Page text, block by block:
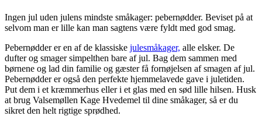
Ingen jul uden julens mindste småkager: pebernødder. Beviset på at
selvom man er lille kan man sagtens være fyldt med god smag.
Pebernødder er en af de klassiske julesmåkager, alle elsker. De
dufter og smager simpelthen bare af jul. Bag dem sammen med
børnene og lad din familie og gæster få fornøjelsen af smagen af jul.
Pebernødder er også den perfekte hjemmelavede gave i juletiden.
Put dem i et kræmmerhus eller i et glas med en sød lille hilsen. Husk
at brug Valsemøllen Kage Hvedemel til dine småkager, så er du
sikret den helt rigtige sprødhed.